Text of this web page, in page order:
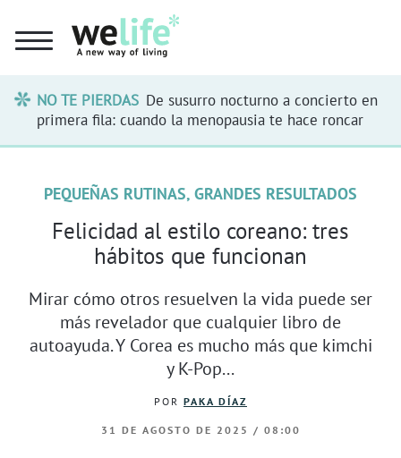
NO TE PIERDAS De susurro nocturno a concierto en
primera fila: cuando la menopausia te hace roncar
PEQUEÑAS RUTINAS, GRANDES RESULTADOS
Felicidad al estilo coreano: tres
hábitos que funcionan
Mirar cómo otros resuelven la vida puede ser
más revelador que cualquier libro de
autoayuda. Y Corea es mucho más que kimchi
y K-Pop...
POR PAKA DÍAZ
31 DE AGOSTO DE 2025 / 08:00